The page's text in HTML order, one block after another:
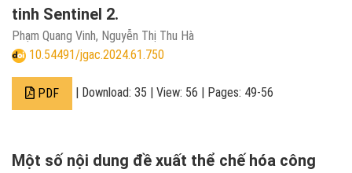
tinh Sentinel 2.
Phạm Quang Vinh, Nguyễn Thị Thu Hà
10.54491/jgac.2024.61.750
PDF | Download: 35 | View: 56 | Pages: 49-56
Một số nội dung đề xuất thể chế hóa công